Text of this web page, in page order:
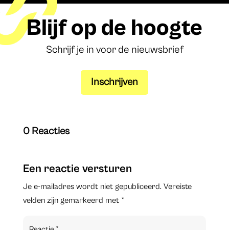
Blijf op de hoogte
Schrijf je in voor de nieuwsbrief
Inschrijven
0 Reacties
Een reactie versturen
Je e-mailadres wordt niet gepubliceerd. Vereiste
velden zijn gemarkeerd met *